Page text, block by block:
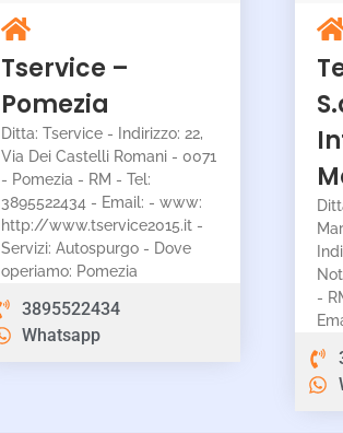
Tservice –
Pomezia
Ditta: Tservice - Indirizzo: 22,
Via Dei Castelli Romani - 0071
- Pomezia - RM - Tel:
3895522434 - Email: - www:
http://www.tservice2015.it -
Servizi: Autospurgo - Dove
operiamo: Pomezia
3895522434
Whatsapp
-